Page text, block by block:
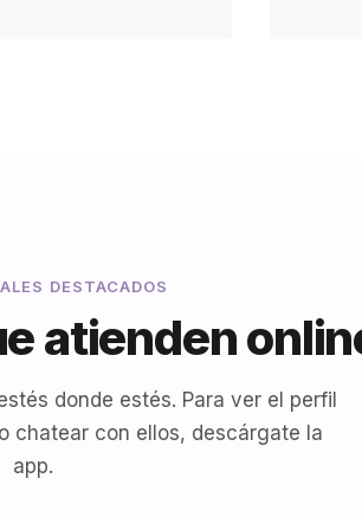
DESTACADOS
atienden
donde estés. Para ver el perfil
chatear con ellos, descárgate la
app.